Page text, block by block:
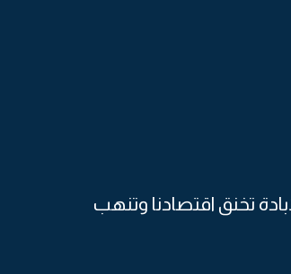
تخنق اقتصادنا وتنهب